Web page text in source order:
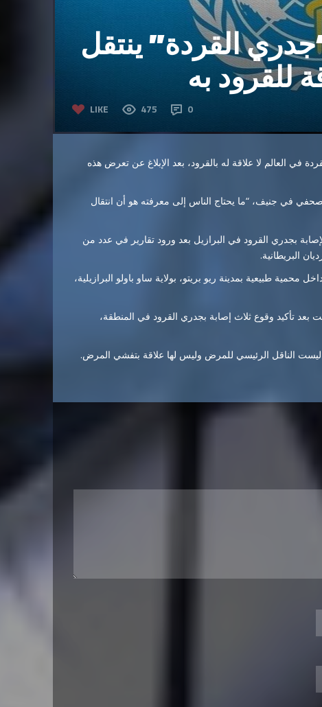
القردة” ينتقل
للقرود به
LIKE 475 0
في العالم لا علاقة له بالقرود، بعد الإبلاغ عن تعرض هذه
في جنيف، “ما يحتاج الناس إلى معرفته هو أن انتقال
بجدري القرود في البرازيل بعد ورود تقارير في عدد من
البريطانية.
محمية طبيعية بمدينة ريو بريتو، بولاية ساو باولو البرازيلية،
تأكيد وقوع ثلاث إصابة بجدري القرود في المنطقة،
الناقل الرئيسي للمرض وليس لها علاقة بتفشي المرض.